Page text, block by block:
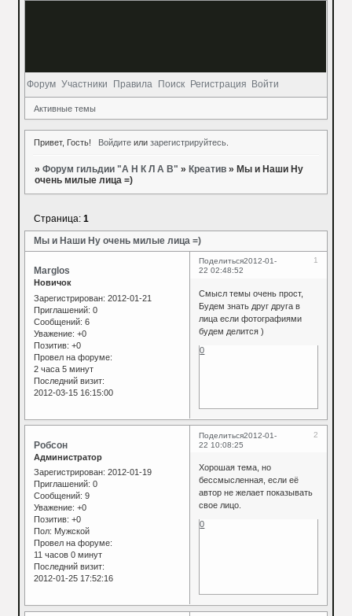
Форум Участники Правила Поиск Регистрация Войти
Активные темы
Привет, Гость! Войдитеили зарегистрируйтесь.
»Форум гильдии "А Н К Л А В" » Креатив » Мы и Наши Ну
очень милые лица =)
Мы и Наши Ну очень милые лица =)
Страница:1
Поделиться 1
2012-01-
22 02:48:52
Marglos
Новичок
Зарегистрирован: 2012-01-21
Приглашений: 0
Сообщений: 6
Уважение: +0
Позитив: +0
Провел на форуме:
2 часа 5 минут
Последний визит:
2012-03-15 16:15:00
Смысл темы очень прост,
Будем знать друг друга в
лица если фотографиями
будем делится )
0
Поделиться 2
2012-01-
22 10:08:25
Робсон
Администратор
Зарегистрирован: 2012-01-19
Приглашений: 0
Сообщений: 9
Уважение: +0
Позитив: +0
Пол: Мужской
Провел на форуме:
11 часов 0 минут
Последний визит:
2012-01-25 17:52:16
Хорошая тема, но
бессмысленная, если её
автор не желает показывать
свое лицо.
0